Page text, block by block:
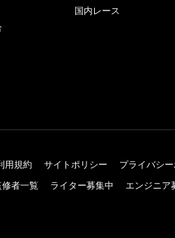
国内レース
用規約 サイトポリシー
プライバシ
者一覧
ライター募集中 エンジニア